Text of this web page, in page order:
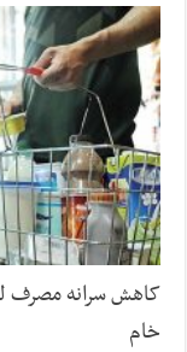
کاهش سرانه مصرف
خام